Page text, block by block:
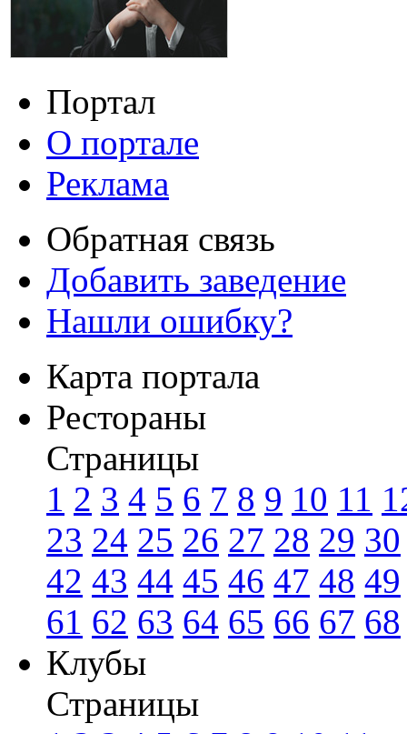
Портал
О портале
Реклама
Обратная связь
Добавить заведение
Нашли ошибку?
Карта портала
Рестораны
Страницы
1 2 3 4 5 6 7 8 9 10 11
23 24 25 26 27 28 29 30
42 43 44 45 46 47 48 49
61 62 63 64 65 66 67 68
Клубы
Страницы